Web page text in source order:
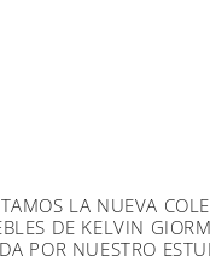
LA NUEVA
DE KELVIN
POR NUESTRO